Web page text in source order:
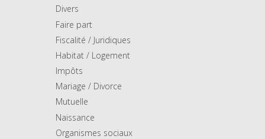
Divers
Faire part
Fiscalité / Juridiques
Habitat / Logement
Impôts
Mariage / Divorce
Mutuelle
Naissance
Organismes sociaux